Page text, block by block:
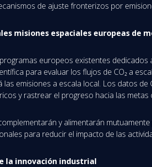
de ajuste fronterizos por
misiones espaciales europeas de
europeos existentes
para evaluar los flujos de CO₂ a
emisiones a escala local. Los datos
y rastrear el progreso hacia las metas
y alimentarán
para reducir el impacto de las
la innovación industrial